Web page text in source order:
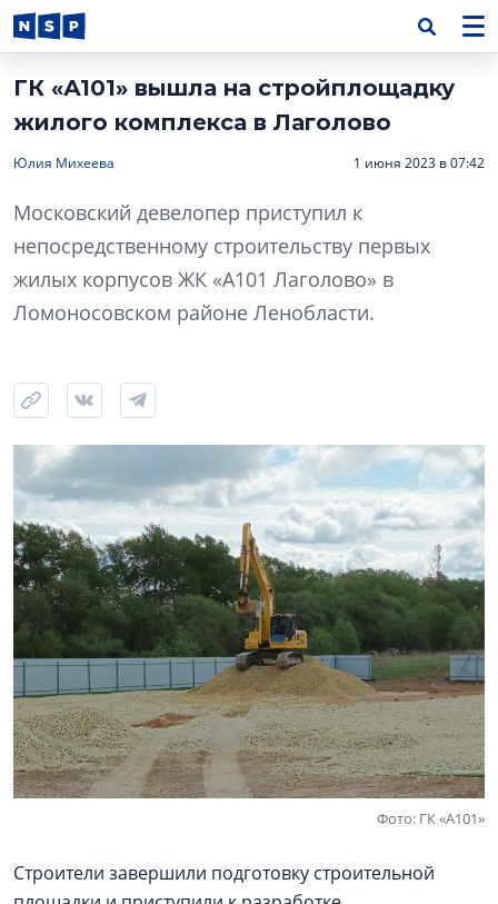
ГК «А101» вышла на стройплощадку
жилого комплекса в Лаголово
Юлия Михеева 1 июня 2023 в 07:42
Московский девелопер приступил к
непосредственному строительству первых
жилых корпусов ЖК «А101 Лаголово» в
Ломоносовском районе Ленобласти.
Фото: ГК «А101»
Строители завершили подготовку строительной